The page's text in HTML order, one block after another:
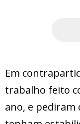
Em
trabalho feito
ano, e